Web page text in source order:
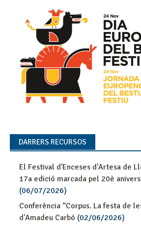
DARRERS RECURSOS
El Festival d'Enceses d'Artesa de
17a edició marcada pel 20è
(06/07/2026)
Conferència “Corpus. La festa de
d'Amadeu Carbó (02/06/2026)